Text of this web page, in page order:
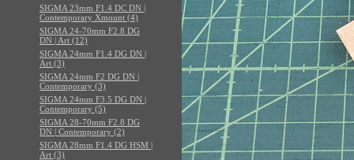
SIGMA 23mm F1.4 DC DN |
Contemporary Xmount (4)
SIGMA 24-70mm F2.8 DG
DN | Art (12)
SIGMA 24mm F1.4 DG DN |
Art (3)
SIGMA 24mm F2 DG DN |
Contemporary (3)
SIGMA 24mm F3.5 DG DN |
Contemporary (5)
SIGMA 28-70mm F2.8 DG
DN | Contemporary (2)
SIGMA 28mm F1.4 DG HSM |
Art (3)